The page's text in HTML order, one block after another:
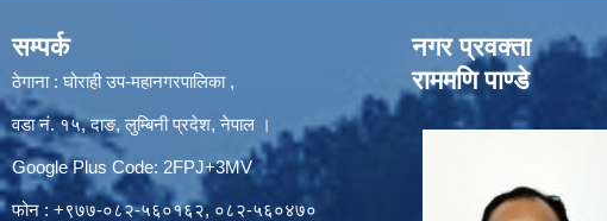
सम्पर्क
ठेगाना : घोराही उप-महानगरपालिका ,
वडा नं. १५, दाङ, लुम्बिनी प्रदेश, नेपाल ।
Google Plus Code: 2FPJ+3MV
फोन : +९७७-०८२-५६०१६२, ०८२-५६०४७०
नगर प्रवक्ता
राममणि पाण्डे